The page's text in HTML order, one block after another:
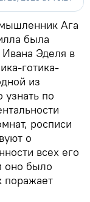
Ага
была
Ивана Эделя в
готика-
из
по
росписи
о
всех его
оно было
поражает